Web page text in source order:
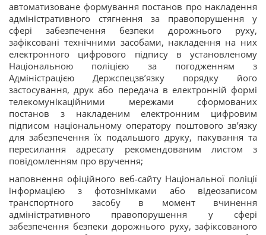
автоматизоване формування постанов про накладення
адміністративного стягнення за правопорушення у
сфері забезпечення безпеки дорожнього руху,
зафіксовані технічними засобами, накладення на них
електронного цифрового підпису в установленому
Національною поліцією за погодженням з
Адміністрацією Держспецзв’язку порядку його
застосування, друк або передача в електронній формі
телекомунікаційними мережами сформованих
постанов з накладеним електронним цифровим
підписом національному оператору поштового зв’язку
для забезпечення їх подальшого друку, пакування та
пересилання адресату рекомендованим листом з
повідомленням про вручення;
наповнення офіційного веб-сайту Національної поліції
інформацією з фотознімками або відеозаписом
транспортного засобу в момент вчинення
адміністративного правопорушення у сфері
забезпечення безпеки дорожнього руху, зафіксованого